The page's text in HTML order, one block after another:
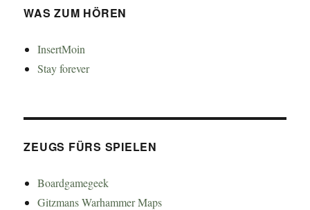
WAS ZUM HÖREN
InsertMoin
Stay forever
ZEUGS FÜRS SPIELEN
Boardgamegeek
Gitzmans Warhammer Maps